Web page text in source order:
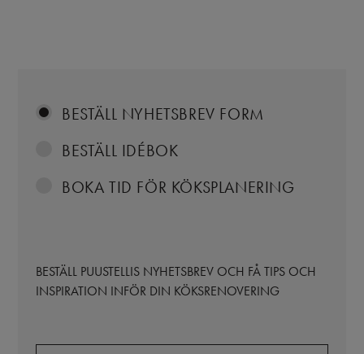
BESTÄLL NYHETSBREV FORM
BESTÄLL IDÉBOK
BOKA TID FÖR KÖKSPLANERING
BESTÄLL PUUSTELLIS NYHETSBREV OCH FÅ TIPS OCH
INSPIRATION INFÖR DIN KÖKSRENOVERING